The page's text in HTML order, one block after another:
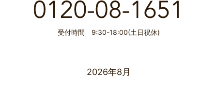
受付時間 9:30-18:00(土日祝休)
2026年8月